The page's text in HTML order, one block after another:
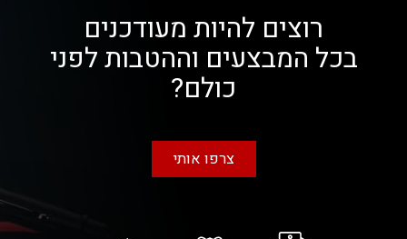
רוצים להיות מעודכנים
בכל המבצעים וההטבות לפני
כולם?
צרפו אותי